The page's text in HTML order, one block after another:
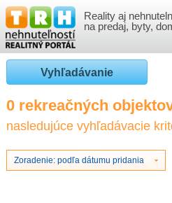
Reality aj
na predaj, byty,
NEHNUTEĽNOSTI
BYTY
NOVOSTAVBY
NEBYTOVÉ PRIESTORY
VLOŽIŤ NEHNUTEĽNOSTI
PRIHLÁSENIE
REGISTRÁCIA
VÝVOJ CIEN REALÍT
ČLÁNKY O REALITÁCH
Vyhľadávanie
0 rekreačných
nasledujúce vyhľadávacie
Zoradenie: podľa dátumu pridania